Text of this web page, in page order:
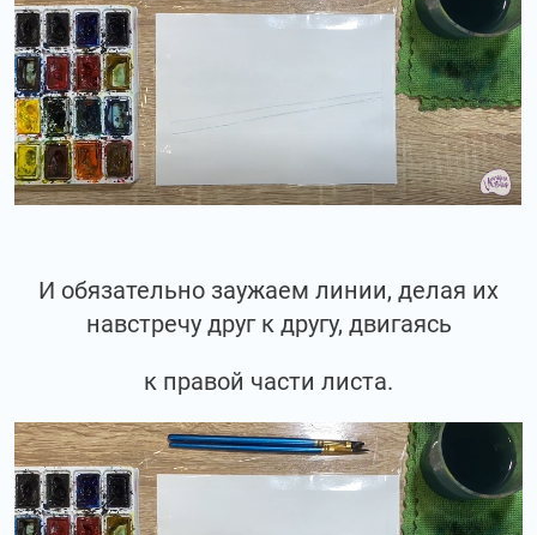
И обязательно заужаем линии, делая их
навстречу друг к другу, двигаясь
к правой части листа.